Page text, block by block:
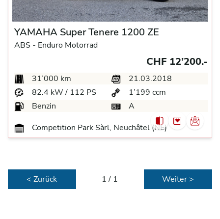
YAMAHA Super Tenere 1200 ZE
ABS - Enduro Motorrad
CHF 12’200.-
31’000 km
21.03.2018
82.4 kW / 112 PS
1’199 ccm
Benzin
A
Competition Park Sàrl, Neuchâtel (NE)
< Zurück 1 / 1 Weiter >